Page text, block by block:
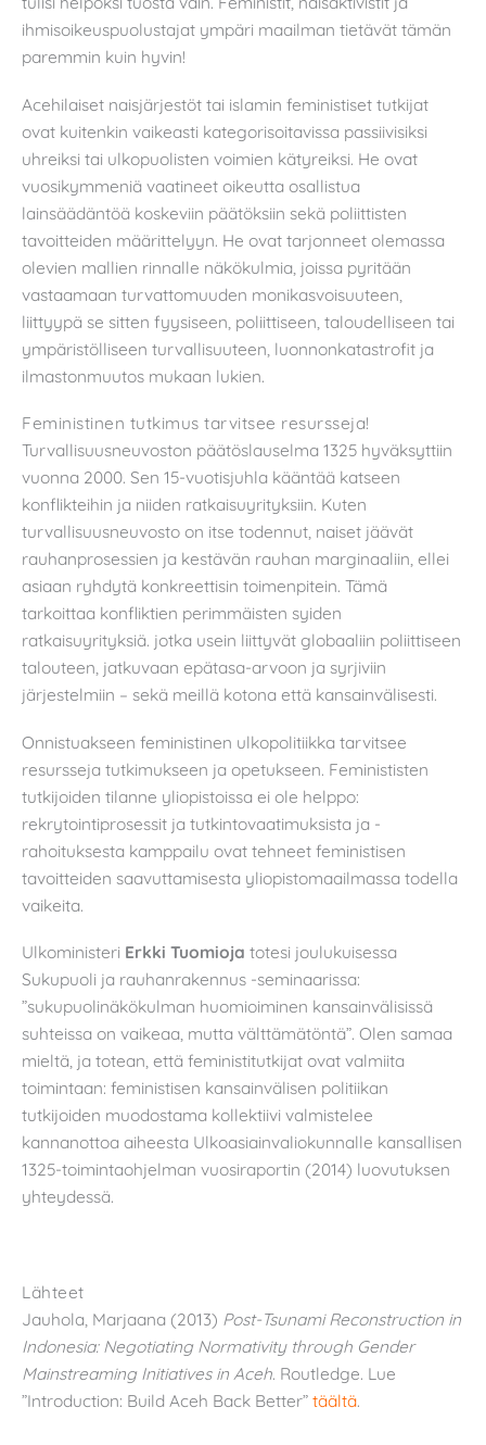
ihmisoikeuspuolustajat ympäri maailman tietävät tämän
paremmin kuin hyvin!
Acehilaiset naisjärjestöt tai islamin feministiset tutkijat
ovat kuitenkin vaikeasti kategorisoitavissa passiivisiksi
uhreiksi tai ulkopuolisten voimien kätyreiksi. He ovat
vuosikymmeniä vaatineet oikeutta osallistua
lainsäädäntöä koskeviin päätöksiin sekä poliittisten
tavoitteiden määrittelyyn. He ovat tarjonneet olemassa
olevien mallien rinnalle näkökulmia, joissa pyritään
vastaamaan turvattomuuden monikasvoisuuteen,
liittyypä se sitten fyysiseen, poliittiseen, taloudelliseen tai
ympäristölliseen turvallisuuteen, luonnonkatastrofit ja
ilmastonmuutos mukaan lukien.
Feministinen tutkimus tarvitsee resursseja!
Turvallisuusneuvoston päätöslauselma 1325 hyväksyttiin
vuonna 2000. Sen 15-vuotisjuhla kääntää katseen
konflikteihin ja niiden ratkaisuyrityksiin. Kuten
turvallisuusneuvosto on itse todennut, naiset jäävät
rauhanprosessien ja kestävän rauhan marginaaliin, ellei
asiaan ryhdytä konkreettisin toimenpitein. Tämä
tarkoittaa konfliktien perimmäisten syiden
ratkaisuyrityksiä. jotka usein liittyvät globaaliin poliittiseen
talouteen, jatkuvaan epätasa-arvoon ja syrjiviin
järjestelmiin – sekä meillä kotona että kansainvälisesti.
Onnistuakseen feministinen ulkopolitiikka tarvitsee
resursseja tutkimukseen ja opetukseen. Feminististen
tutkijoiden tilanne yliopistoissa ei ole helppo:
rekrytointiprosessit ja tutkintovaatimuksista ja -
rahoituksesta kamppailu ovat tehneet feministisen
tavoitteiden saavuttamisesta yliopistomaailmassa todella
vaikeita.
Ulkoministeri Erkki Tuomioja totesi joulukuisessa
Sukupuoli ja rauhanrakennus -seminaarissa:
”sukupuolinäkökulman huomioiminen kansainvälisissä
suhteissa on vaikeaa, mutta välttämätöntä”. Olen samaa
mieltä, ja totean, että feministitutkijat ovat valmiita
toimintaan: feministisen kansainvälisen politiikan
tutkijoiden muodostama kollektiivi valmistelee
kannanottoa aiheesta Ulkoasiainvaliokunnalle kansallisen
1325-toimintaohjelman vuosiraportin (2014) luovutuksen
yhteydessä.
Lähteet
Jauhola, Marjaana (2013) Post-Tsunami Reconstruction in
Indonesia: Negotiating Normativity through Gender
Mainstreaming Initiatives in Aceh. Routledge. Lue
”Introduction: Build Aceh Back Better” täältä.